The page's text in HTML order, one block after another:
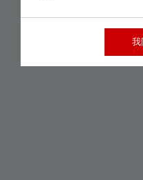
我